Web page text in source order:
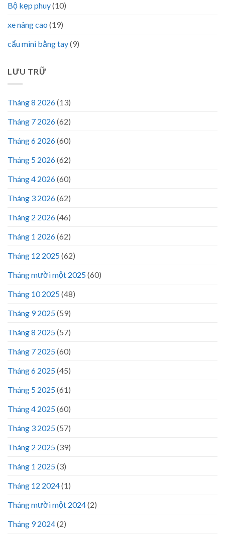
Bộ kẹp phuy(10)
xe nâng cao (19)
cẩu mini bằng tay(9)
LƯU TRỮ
Tháng 8 2026(13)
Tháng 7 2026(62)
Tháng 6 2026(60)
Tháng 5 2026(62)
Tháng 4 2026(60)
Tháng 3 2026(62)
Tháng 2 2026(46)
Tháng 1 2026(62)
Tháng 12 2025(62)
Tháng mười một 2025(60)
Tháng 10 2025(48)
Tháng 9 2025(59)
Tháng 8 2025(57)
Tháng 7 2025(60)
Tháng 6 2025(45)
Tháng 5 2025(61)
Tháng 4 2025(60)
Tháng 3 2025(57)
Tháng 2 2025(39)
Tháng 1 2025(3)
Tháng 12 2024(1)
Tháng mười một 2024(2)
Tháng 9 2024(2)